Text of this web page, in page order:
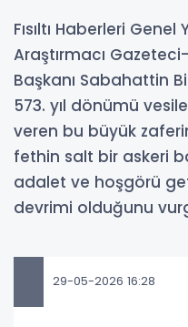
Fısıltı Haberleri
Araştırmacı
Başkanı Sabahattin
573. yıl dönümü
veren bu büyük
fethin salt bir askeri
adalet ve hoşgörü
devrimi olduğunu
29-05-2026 16:28